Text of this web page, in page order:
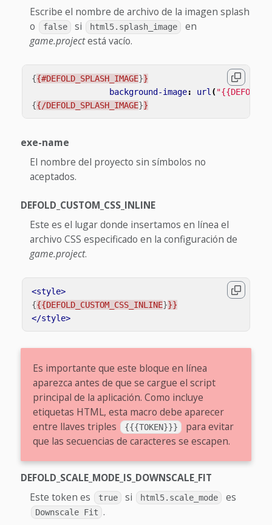
Escribe el nombre de archivo de la imagen splash
o
false si html5.splash_image
en
game.projectestá vacío.
{{#DEFOLD_SPLASH_IMAGE}}
background-image: url (
{{/DEFOLD_SPLASH_IMAGE}}
exe-name
El nombre del proyecto sin símbolos no
aceptados.
DEFOLD_CUSTOM_CSS_INLINE
Este es el lugar donde insertamos en línea el
archivo CSS especificado en la configuración de
game.project.
<style>
{{{DEFOLD_CUSTOM_CSS_INLINE}}}
</style>
Es importante que este bloque en línea
aparezca antes de que se cargue el script
principal de la aplicación. Como incluye
etiquetas HTML, esta macro debe aparecer
entre llaves triples
{{{TOKEN}}}
para evitar
que las secuencias de caracteres se escapen.
DEFOLD_SCALE_MODE_IS_DOWNSCALE_FIT
Este token es
true si html5.scale_mode es
Downscale Fit .